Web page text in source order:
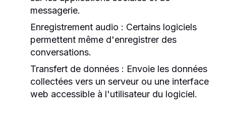
messagerie.
Enregistrement audio : Certains logiciels
permettent même d'enregistrer des
conversations.
Transfert de données : Envoie les données
collectées vers un serveur ou une interface
web accessible à l'utilisateur du logiciel.